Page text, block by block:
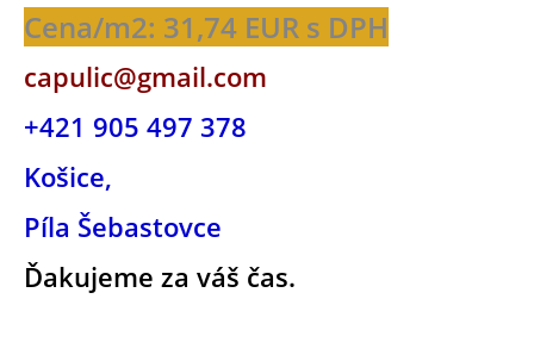
Cena/m2: 31,74 EUR s DPH
capulic@gmail.com
+421 905 497 378
Košice,
Píla Šebastovce
Ďakujeme za váš čas.